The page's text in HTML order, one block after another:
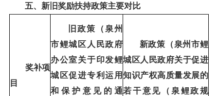
五、新旧奖励扶持政策主要对比
奖补项
目
旧政策（泉州
市鲤城区人民政府
办公室关于印发鲤
城区促进专利运用
和保护意见的通
新政策（泉州市鲤
城区人民政府关于促进
知识产权高质量发展的
若干意见（泉鲤政规